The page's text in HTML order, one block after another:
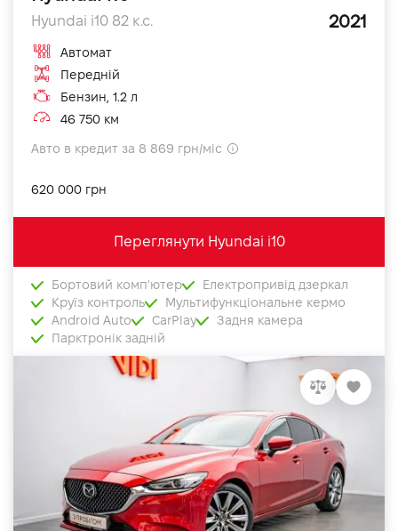
Hyundai i10 82 к.с. 2021
Автомат
Передній
Бензин, 1.2 л
46 750 км
Авто в кредит за 8 869 грн/міс
620 000 грн
Переглянути Hyundai i10
Бортовий комп'ютер
Електропривід дзеркал
Круїз контроль
Мультифункціональне кермо
Android Auto
CarPlay
Задня камера
Парктронік задній